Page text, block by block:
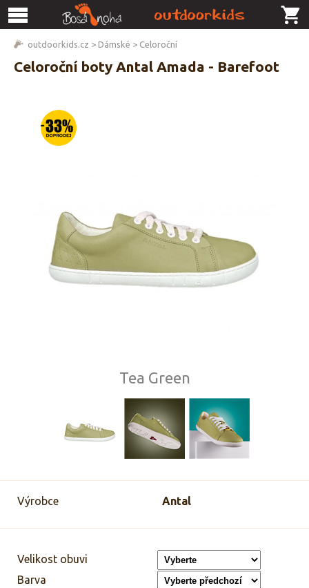
outdoorkids.cz > Dámské > Celoroční
Celoroční boty Antal Amada - Barefoot
Tea Green
Výrobce Antal
Velikost obuvi
Barva